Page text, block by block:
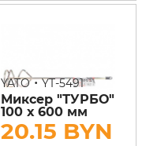
YATO•YT-5491
Миксер "ТУРБО"
100 х 600 мм
20.15 BYN